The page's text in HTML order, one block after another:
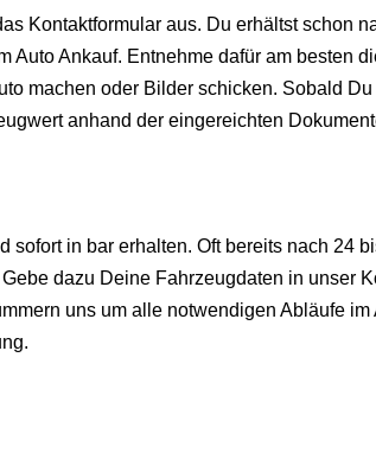
Kontaktformular aus. Du erhältst schon
Ankauf. Entnehme dafür am besten
machen oder Bilder schicken. Sobald
anhand der eingereichten
in bar erhalten. Oft bereits nach 24
dazu Deine Fahrzeugdaten in unser
uns um alle notwendigen Abläufe